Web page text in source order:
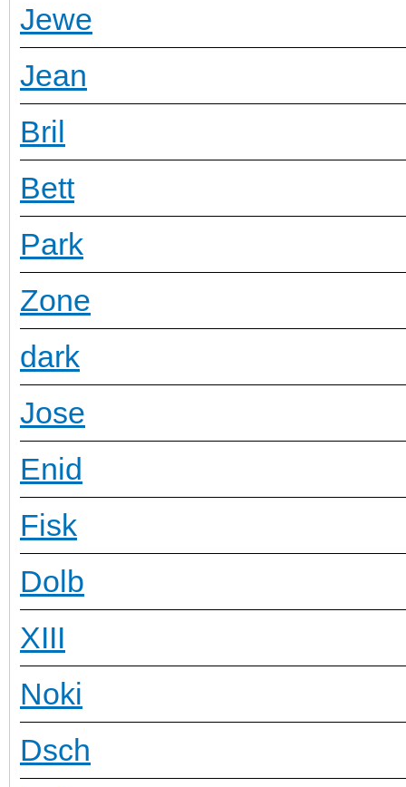
Jewe
Jean
Bril
Bett
Park
Zone
dark
Jose
Enid
Fisk
Dolb
XIII
Noki
Dsch